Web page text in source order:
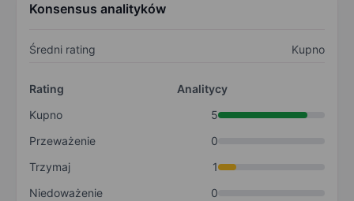
Konsensus analityków
Średni rating Kupno
Rating
Analitycy
Kupno
5
Przeważenie
0
Trzymaj
1
Niedoważenie
0